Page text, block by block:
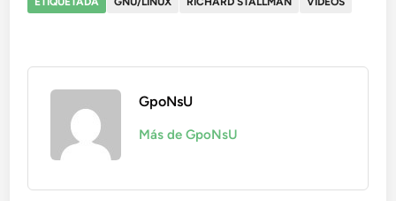
GpoNsU
Más de GpoNsU